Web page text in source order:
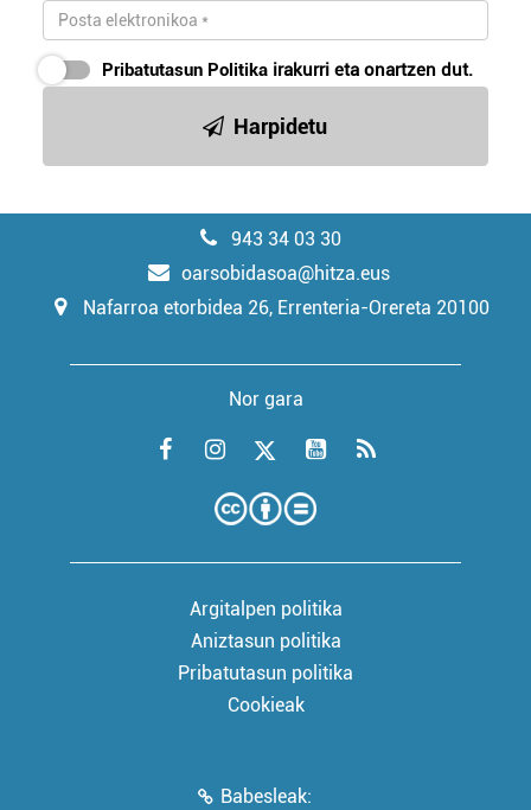
Pribatutasun Politika irakurri eta onartzen dut.
Harpidetu
943 34 03 30
oarsobidasoa@hitza.eus
Nafarroa etorbidea 26, Errenteria-Orereta 20100
Nor gara
Argitalpen politika
Aniztasun politika
Pribatutasun politika
Cookieak
Babesleak: